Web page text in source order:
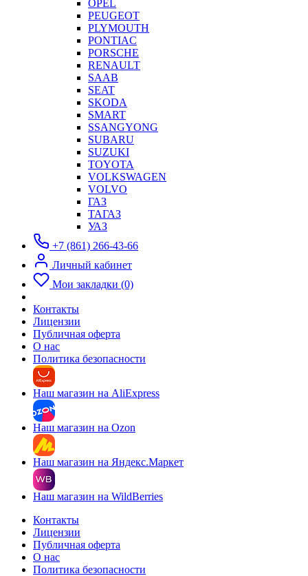
OPEL
PEUGEOT
PLYMOUTH
PONTIAC
PORSCHE
RENAULT
SAAB
SEAT
SKODA
SMART
SSANGYONG
SUBARU
SUZUKI
TOYOTA
VOLKSWAGEN
VOLVO
ГАЗ
ТАГАЗ
УАЗ
+7 (861) 266-43-66
Личный кабинет
Мои закладки (0)
Контакты
Лицензии
Публичная оферта
О нас
Политика безопасности
Наш магазин на AliExpress
Наш магазин на Ozon
Наш магазин на Яндекс.Маркет
Наш магазин на WildBerries
Контакты
Лицензии
Публичная оферта
О нас
Политика безопасности